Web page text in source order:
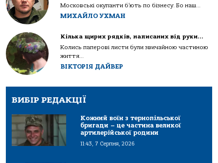
Московські окупанти б’ють по бізнесу. Бо наш...
МИХАЙЛО УХМАН
Кілька щирих рядків, написаних від руки…
Колись паперові листи були звичайною частиною
життя...
ВІКТОРІЯ ДАЙВЕР
ВИБІР РЕДАКЦІЇ
Кожний воїн з тернопільської
бригади – це частина великої
артилерійської родини
11:43, 7 Серпня, 2026